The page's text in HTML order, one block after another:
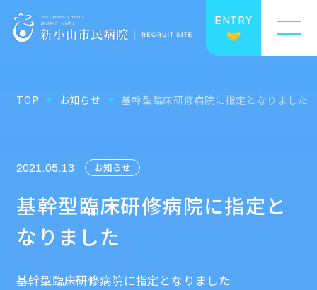
ENTRY
TOP お知らせ 基幹型臨床研修病院に指定となりました
2021.05.13 お知らせ
基幹型臨床研修病院に指定と
なりました
基幹型臨床研修病院に指定となりました